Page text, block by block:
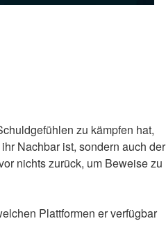
zu kämpfen hat,
Nachbar ist, sondern auch der
nichts zurück, um Beweise zu
Plattformen er verfügbar